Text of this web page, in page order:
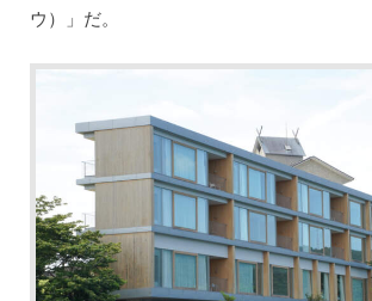
ウ）」だ。